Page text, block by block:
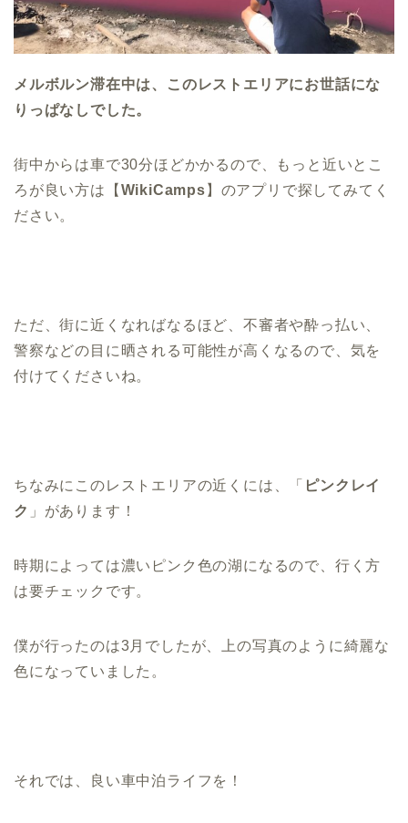
メルボルン滞在中は、このレストエリアにお世話にな
りっぱなしでした。
街中からは車で30分ほどかかるので、もっと近いとこ
ろが良い方は【 WikiCamps 】のアプリで探してみてく
ださい。
ただ、街に近くなればなるほど、不審者や酔っ払い、
警察などの目に晒される可能性が高くなるので、気を
付けてくださいね。
ちなみにこのレストエリアの近くには、「 ピンクレイ
ク 」があります！
時期によっては濃いピンク色の湖になるので、行く方
は要チェックです。
僕が行ったのは3月でしたが、上の写真のように綺麗な
色になっていました。
それでは、良い車中泊ライフを！